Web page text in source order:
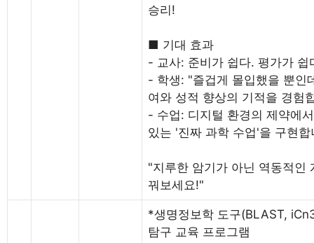
승리!
■ 기대 효과
- 교사: 준비가 쉽다. 평가가 쉽
- 학생: "즐겁게 몰입했을 뿐인
여와 성적 향상의 기적을 경험
- 수업: 디지털 환경의 제약에
있는 '진짜 과학 수업'을 구현합
"지루한 암기가 아닌 역동적인
꿔보세요!"
*생명정보학 도구(BLAST,
탐구 교육 프로그램